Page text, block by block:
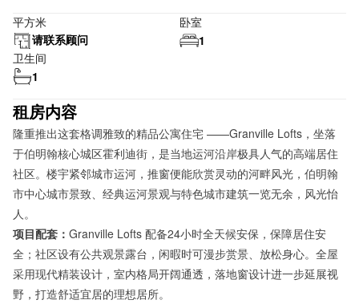
平方米
请联系顾问
卧室
1
卫生间
1
租房内容
隆重推出这套格调雅致的精品公寓住宅 ——Granville Lofts，坐落
于伯明翰核心城区霍利迪街，是当地运河沿岸极具人气的高端居住
社区。楼宇紧邻城市运河，推窗便能欣赏灵动的河畔风光，伯明翰
市中心城市景致、经典运河景观与特色城市建筑一览无余，风光怡
人。
项目配套： Granville Lofts 配备24小时全天候安保，保障居住安
全；社区设有公共观景露台，闲暇时可漫步赏景、放松身心。全屋
采用现代精装设计，室内格局开阔通透，落地窗设计进一步延展视
野，打造舒适宜居的理想居所。